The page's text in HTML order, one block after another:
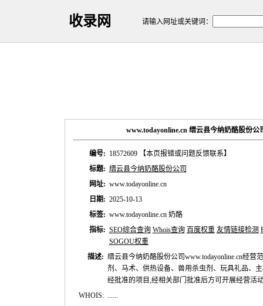
收录网 请输入网址或关键词：
www.todayonline.cn 缙云县今纳奶酪股份公
编号: 18572609
【本页报错或问题反馈联系】
标题: 缙云县今纳奶酪股份公司
网址: www.todayonline.cn
日期: 2025-10-13
标签: www.todayonline.cn 奶酪
指标: SEO综合查询 Whois查询 百度权重 友情链接检测
SOGOU权重
描述: 缙云县今纳奶酪股份公司www.todayonline.cn经营
剂、马术、供热设备、兽用杀虫剂、玩具礼品、
经批准的项目,经相关部门批准后方可开展经营活
WHOIS: ......